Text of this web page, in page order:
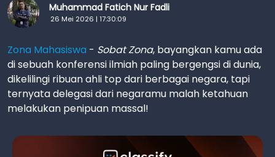
Muhammad Fatich Nur Fadli
26 Mei 2026 | 17:30:09
Zona Mahasiswa - Sobat Zona, bayangkan kamu ada
di sebuah konferensi ilmiah paling bergengsi di dunia,
dikelilingi ribuan ahli top dari berbagai negara, tapi
ternyata delegasi dari negaramu malah ketahuan
melakukan penipuan massal!